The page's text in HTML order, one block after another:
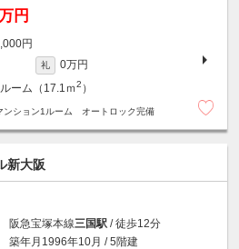
円
円
礼
0万円
ーム（17.1ｍ2 ）
ション1ルーム オートロック完備
新大阪
阪急宝塚本線三国駅 / 徒歩12分
築年月1996年10月 / 5階建